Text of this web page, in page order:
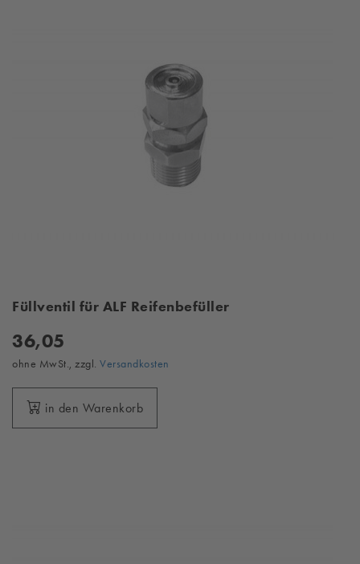
Füllventil für ALF Reifenbefüller
36,05
ohne MwSt., zzgl. Versandkosten
in den Warenkorb